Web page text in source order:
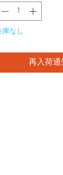
庫なし
再入荷